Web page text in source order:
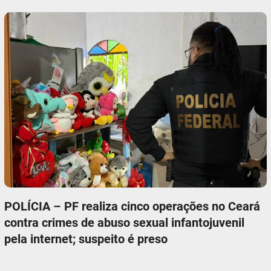
POLÍCIA – PF realiza cinco operações no Ceará
contra crimes de abuso sexual infantojuvenil
pela internet; suspeito é preso